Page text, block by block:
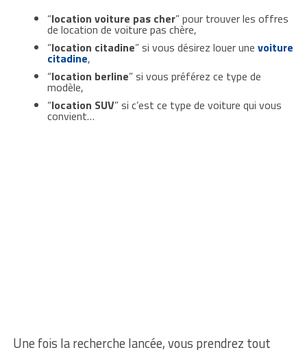
“location voiture pas cher” pour trouver les offres
de location de voiture pas chère,
“location citadine” si vous désirez louer une voiture
citadine,
“location berline” si vous préférez ce type de
modèle,
“location SUV” si c’est ce type de voiture qui vous
convient…
Une fois la recherche lancée, vous prendrez tout